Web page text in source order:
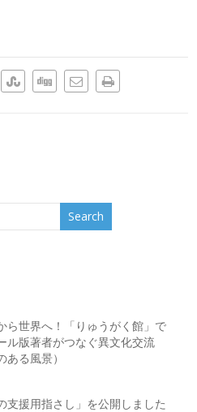
ら世界へ！「りゅうがく館」で
ル版著者がつなぐ異文化交流
ある風景）
支援用指さし」を公開しました